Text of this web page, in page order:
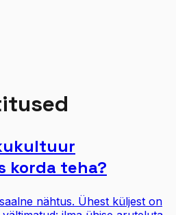
korda teha?
nähtus. Ühest küljest on